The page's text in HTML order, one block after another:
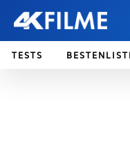
TESTS